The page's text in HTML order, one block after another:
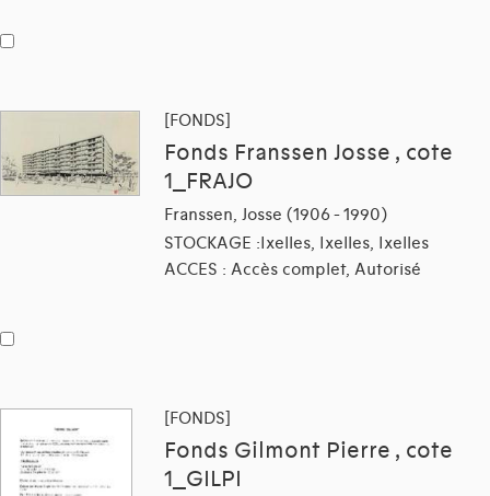
[FONDS]
Fonds Franssen Josse , cote
1_FRAJO
Franssen, Josse (1906 - 1990)
STOCKAGE :Ixelles, Ixelles, Ixelles
ACCES : Accès complet, Autorisé
[FONDS]
Fonds Gilmont Pierre , cote
1_GILPI